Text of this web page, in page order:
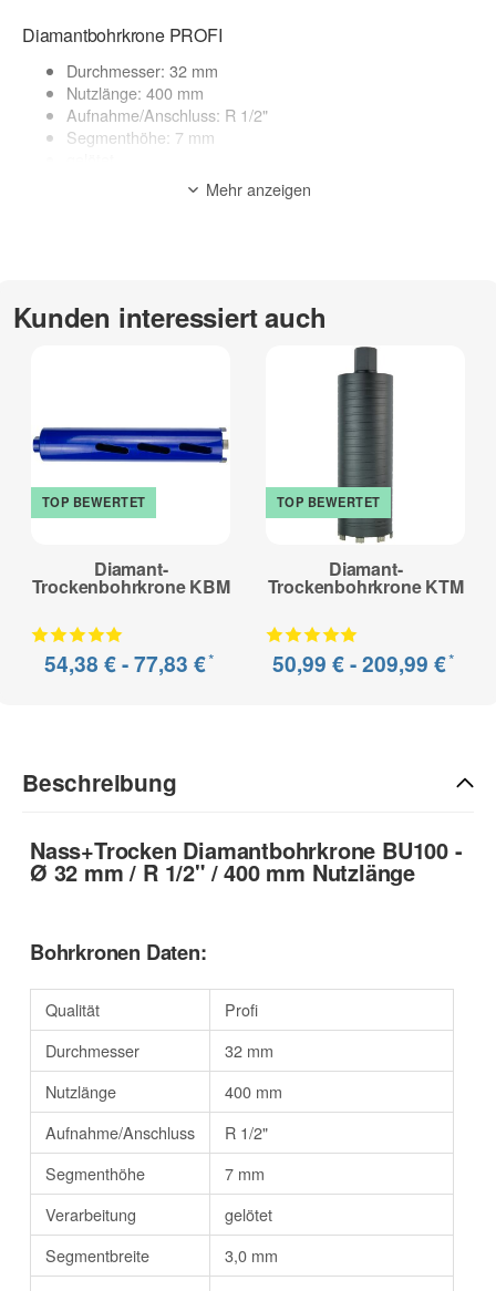
Diamantbohrkrone PROFI
Durchmesser: 32 mm
Nutzlänge: 400 mm
Aufnahme/Anschluss: R 1/2"
Segmenthöhe: 7 mm
Made in Germany
geeignete Maschinen: Kernbohrgerät, Bohrmaschinen
Kalksandstein hochverdichtet, Mauerwerk (hart), Ziegel (hart),
Poroton, Kalksandstein, Ziegel (mittelhart), Mauerwerk
(mittelhart), Leichtbeton, Klinker (weich), Ziegel (weich),
zur Beschreibung
Mehr anzeigen
Kunden interessiert auch
TOP BEWERTET
Diamant-
Trockenbohrkrone KBM
54,38 € -77,83 €*
TOP BEWERTET
Diamant-
Trockenbohrkrone KTM
50,99 € -209,99 €*
Beschreibung
Nass+Trocken Diamantbohrkrone BU100 -
Ø 32 mm / R 1/2" / 400 mm Nutzlänge
Bohrkronen Daten:
Qualität
Profi
Durchmesser
32 mm
Nutzlänge
400 mm
Aufnahme/Anschluss
R 1/2"
Segmenthöhe
7 mm
Verarbeitung
gelötet
Segmentbreite
3,0 mm